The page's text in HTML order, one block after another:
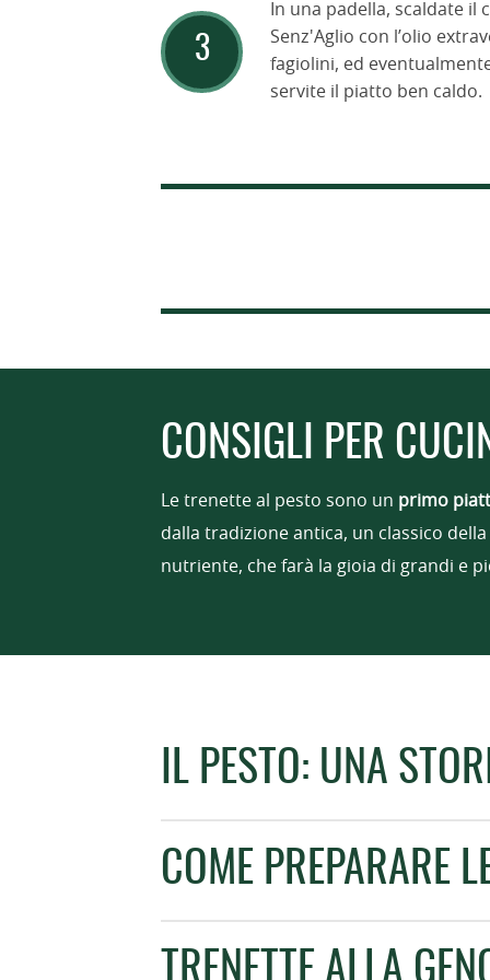
In una padella, scaldate
Senz'Aglio con l’olio
fagiolini, ed
servite il piatto ben caldo.
CONSIGLI PER
Le trenette al pesto sono un primo
dalla tradizione antica, un classico della
nutriente, che farà la gioia di grandi e
IL PESTO: UNA
COME PREPARARE